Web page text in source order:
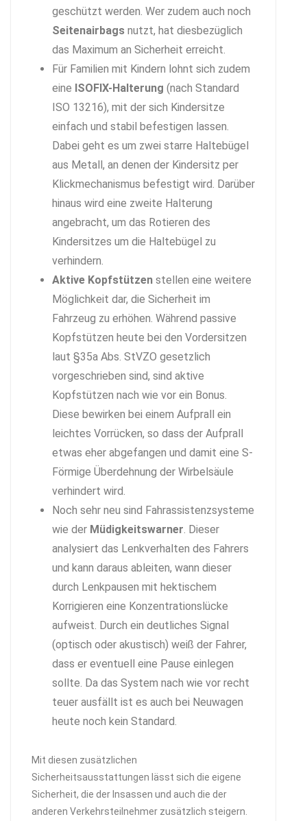
geschützt werden. Wer zudem auch noch
Seitenairbags nutzt, hat diesbezüglich
das Maximum an Sicherheit erreicht.
Für Familien mit Kindern lohnt sich zudem
eine ISOFIX-Halterung (nach Standard
ISO 13216), mit der sich Kindersitze
einfach und stabil befestigen lassen.
Dabei geht es um zwei starre Haltebügel
aus Metall, an denen der Kindersitz per
Klickmechanismus befestigt wird. Darüber
hinaus wird eine zweite Halterung
angebracht, um das Rotieren des
Kindersitzes um die Haltebügel zu
verhindern.
Aktive Kopfstützen stellen eine weitere
Möglichkeit dar, die Sicherheit im
Fahrzeug zu erhöhen. Während passive
Kopfstützen heute bei den Vordersitzen
laut §35a Abs. StVZO gesetzlich
vorgeschrieben sind, sind aktive
Kopfstützen nach wie vor ein Bonus.
Diese bewirken bei einem Aufprall ein
leichtes Vorrücken, so dass der Aufprall
etwas eher abgefangen und damit eine S-
Förmige Überdehnung der Wirbelsäule
verhindert wird.
Noch sehr neu sind Fahrassistenzsysteme
wie der Müdigkeitswarner. Dieser
analysiert das Lenkverhalten des Fahrers
und kann daraus ableiten, wann dieser
durch Lenkpausen mit hektischem
Korrigieren eine Konzentrationslücke
aufweist. Durch ein deutliches Signal
(optisch oder akustisch) weiß der Fahrer,
dass er eventuell eine Pause einlegen
sollte. Da das System nach wie vor recht
teuer ausfällt ist es auch bei Neuwagen
heute noch kein Standard.
Mit diesen zusätzlichen
Sicherheitsausstattungen lässt sich die eigene
Sicherheit, die der Insassen und auch die der
anderen Verkehrsteilnehmer zusätzlich steigern.